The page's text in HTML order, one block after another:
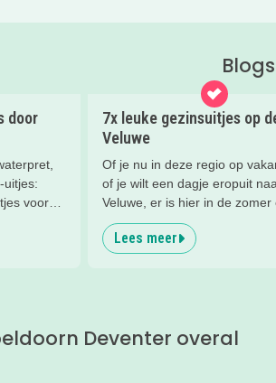
door
uitjes:
voor
7x leuke gezinsuitjes op
Veluwe
Of je nu in deze regio op
of je wilt een dagje eropuit
Veluwe, er is hier in de zomer
zoveel te beleven!
Lees meer
Deventer overal